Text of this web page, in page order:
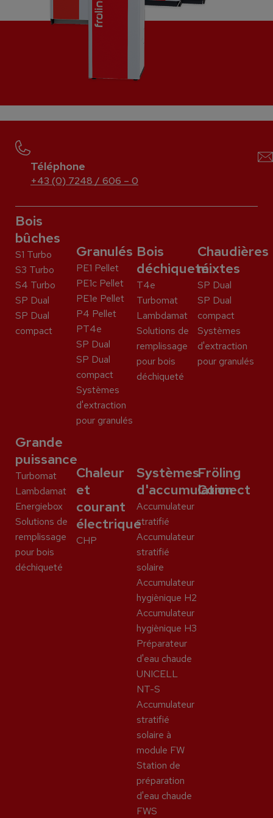
Téléphone
+43 (0) 7248 / 606 – 0
Bois
bûches
S1 Turbo
S3 Turbo
S4 Turbo
SP Dual
SP Dual
compact
Granulés
PE1 Pellet
PE1c Pellet
PE1e Pellet
P4 Pellet
PT4e
SP Dual
SP Dual
compact
Systèmes
d'extraction
pour granulés
Bois
déchiqueté
T4e
Turbomat
Lambdamat
Solutions de
remplissage
pour bois
déchiqueté
Chaudières
mixtes
SP Dual
SP Dual
compact
Systèmes
d'extraction
pour granulés
Grande
puissance
Turbomat
Lambdamat
Energiebox
Solutions de
remplissage
pour bois
déchiqueté
Chaleur
et
courant
électrique
CHP
Systèmes
d'accumulation
Accumulateur
stratifié
Accumulateur
stratifié
solaire
Accumulateur
hygiènique H2
Accumulateur
hygiènique H3
Préparateur
d'eau chaude
UNICELL
NT-S
Accumulateur
stratifié
solaire à
module FW
Station de
préparation
d'eau chaude
FWS
Fröling
Connect